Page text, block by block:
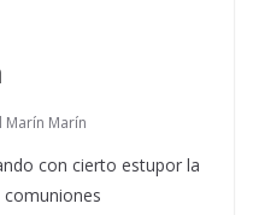
Marín Marín
con cierto estupor la
comuniones